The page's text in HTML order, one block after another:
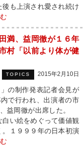
も上演され愛され続け
満、益岡徹が１６年
村「以前より体が健
TOPICS 2015年2月10日
の制作発表記者会見が
で行われ、出演者の市
益岡徹が出席した。
い絵をめぐって価値観
１９９９年の日本初演